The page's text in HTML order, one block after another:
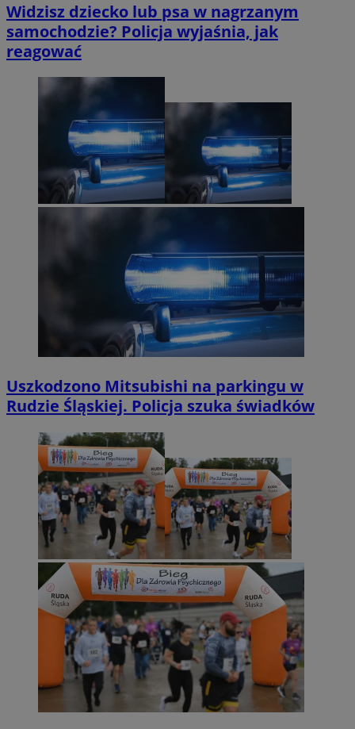
Widzisz dziecko lub psa w nagrzanym
samochodzie? Policja wyjaśnia, jak
reagować
Uszkodzono Mitsubishi na parkingu w
Rudzie Śląskiej. Policja szuka świadków